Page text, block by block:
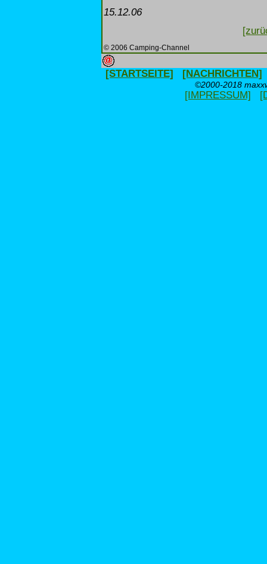
15.12.06
© 2006 Camping-Channel
[STARTSEITE] [NACHRICHTEN]
©2000-2018
[IMPRESSUM]